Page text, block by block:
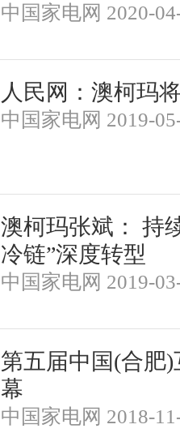
中国家电网 2020-
人民网：澳柯玛
中国家电网 2019-
澳柯玛张斌： 持
冷链”深度转型
中国家电网 2019-
第五届中国(合肥
幕
中国家电网 2018-